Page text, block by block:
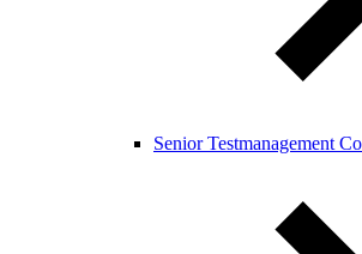
Senior Testmanagement